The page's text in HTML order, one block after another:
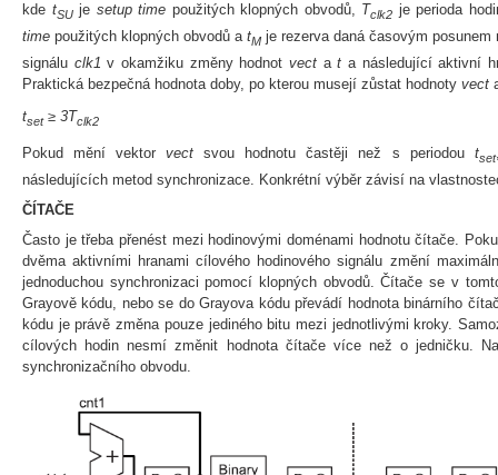
kde tSU je setup time použitých klopných obvodů, Tclk2 je perioda
time použitých klopných obvodů a tM je rezerva daná časovým
signálu clk1v okamžiku změny hodnotvect ata následující aktivní
Praktická bezpečná hodnota doby, po kterou musejí zůstat hodnoty vect
tset≥ 3Tclk2
Pokud mění vektorvectsvou hodnotu častěji než s periodou tset
následujících metod synchronizace. Konkrétní výběr závisí na
ČÍTAČE
Často je třeba přenést mezi hodinovými doménami hodnotu čítače.
dvěma aktivními hranami cílového hodinového signálu změní
jednoduchou synchronizaci pomocí klopných obvodů. Čítače se v
Grayově kódu, nebo se do Grayova kódu převádí hodnota binárního
kódu je právě změna pouze jediného bitu mezi jednotlivými kroky.
cílových hodin nesmí změnit hodnota čítače více než o jedničku.
synchronizačního obvodu.